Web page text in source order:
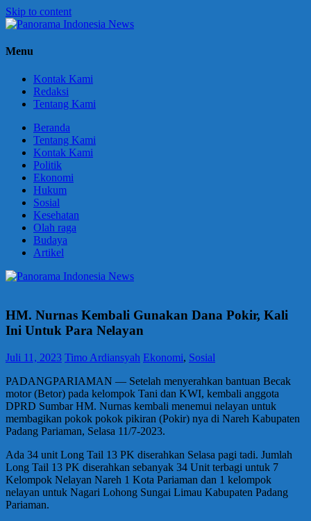
Skip to content
Panorama
Berani
Menu
Kontak Kami
Redaksi
Tentang Kami
Beranda
Tentang Kami
Kontak Kami
Politik
Ekonomi
Hukum
Sosial
Kesehatan
Olah raga
Budaya
Artikel
HM. Nurnas Kembali Gunakan Dana Pokir, Kali
Ini Untuk Para Nelayan
Juli 11, 2023 Timo Ardiansyah Ekonomi, Sosial
PADANGPARIAMAN — Setelah menyerahkan bantuan Becak
motor (Betor) pada kelompok Tani dan KWI, kembali anggota
DPRD Sumbar HM. Nurnas kembali menemui nelayan untuk
membagikan pokok pokok pikiran (Pokir) nya di Nareh Kabupaten
Padang Pariaman, Selasa 11/7-2023.
Ada 34 unit Long Tail 13 PK diserahkan Selasa pagi tadi. Jumlah
Long Tail 13 PK diserahkan sebanyak 34 Unit terbagi untuk 7
Kelompok Nelayan Nareh 1 Kota Pariaman dan 1 kelompok
nelayan untuk Nagari Lohong Sungai Limau Kabupaten Padang
Pariaman.